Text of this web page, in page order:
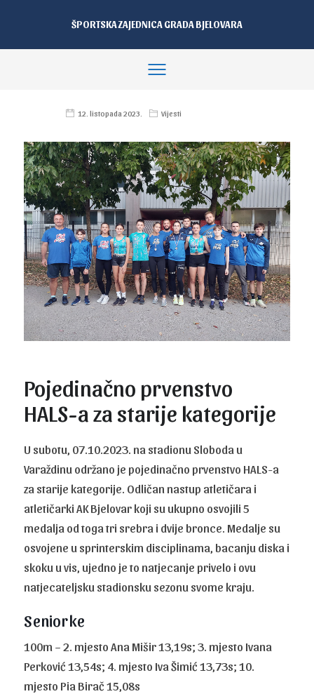
ŠPORTSKA ZAJEDNICA GRADA BJELOVARA
12. listopada 2023. Vijesti
Pojedinačno prvenstvo
HALS-a za starije kategorije
U subotu, 07.10.2023. na stadionu Sloboda u
Varaždinu održano je pojedinačno prvenstvo HALS-a
za starije kategorije. Odličan nastup atletičara i
atletičarki AK Bjelovar koji su ukupno osvojili 5
medalja od toga tri srebra i dvije bronce. Medalje su
osvojene u sprinterskim disciplinama, bacanju diska i
skoku u vis, ujedno je to natjecanje privelo i ovu
natjecateljsku stadionsku sezonu svome kraju.
Seniorke
100m – 2. mjesto Ana Mišir 13,19s; 3. mjesto Ivana
Perković 13,54s; 4. mjesto Iva Šimić 13,73s; 10.
mjesto Pia Birač 15,08s